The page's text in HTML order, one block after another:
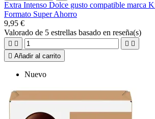
Extra Intenso Dolce gusto compatible marca
Formato Super Ahorro
9,95 €
Valorado de 5 estrellas basado en reseña(s)
   
 Añadir al carrito
Nuevo